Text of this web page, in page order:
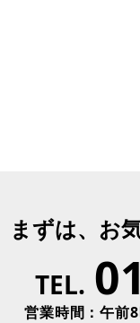
まずは、お
TEL.
営業時間：午前